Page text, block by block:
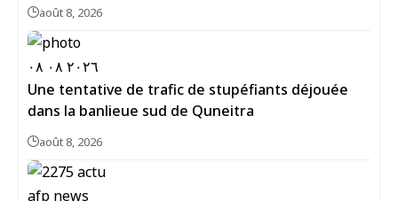
août 8, 2026
Une tentative de trafic de stupéfiants déjouée
dans la banlieue sud de Quneitra
août 8, 2026